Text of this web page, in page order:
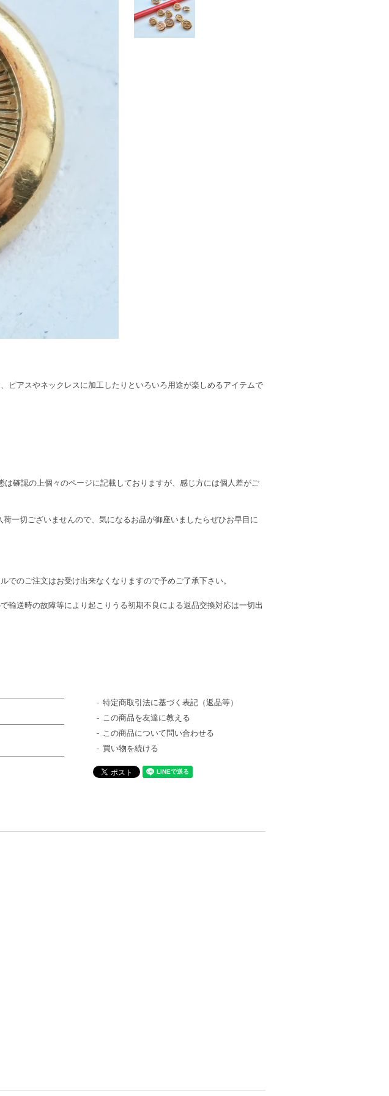
ピアスやネックレスに加工したりといろいろ用途が楽しめるアイテムで
確認の上個々のページに記載しておりますが、感じ方には個人差がご
一切ございませんので、気になるお品が御座いましたらぜひお早目に
のご注文はお受け出来なくなりますので予めご了承下さい。
輸送時の故障等により起こりうる初期不良による返品交換対応は一切出
特定商取引法に基づく表記（返品等）
この商品を友達に教える
この商品について問い合わせる
買い物を続ける